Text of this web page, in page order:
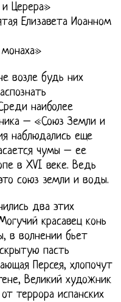
Церера»
Елизавета Иоанном
монаха»
возле будь них
наиболее
– «Союз Земли и
наблюдались еще
чумы – ее
в XVI веке. Ведь
союз земли и воды.
два этих
красавец конь
в волнении бьет
пасть
Персея, хлопочут
Великий художник
террора испанских